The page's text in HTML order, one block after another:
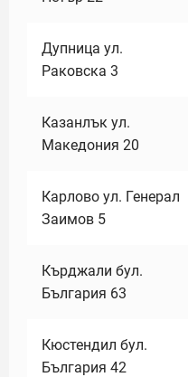
Дупница ул.
Раковска 3
Казанлък ул.
Македония 20
Карлово ул. Генерал
Заимов 5
Кърджали бул.
България 63
Кюстендил бул.
България 42